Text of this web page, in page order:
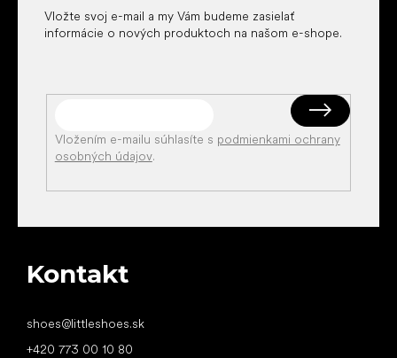
Vložte svoj e-mail a my Vám budeme zasielať
informácie o nových produktoch na našom e-shope.
Vložením e-mailu súhlasíte s podmienkami ochrany
osobných údajov.
Kontakt
shoes@littleshoes.sk
+420 773 00 10 80